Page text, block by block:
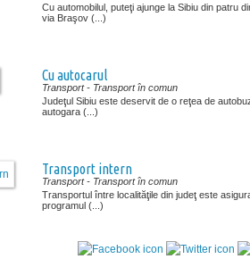
Cu automobilul, puteţi ajunge la Sibiu din patru
via Braşov (...)
Cu autocarul
Transport - Transport în comun
Judeţul Sibiu este deservit de o reţea de
autogara (...)
Transport intern
Transport - Transport în comun
Transportul între localităţile din judeţ este
programul (...)